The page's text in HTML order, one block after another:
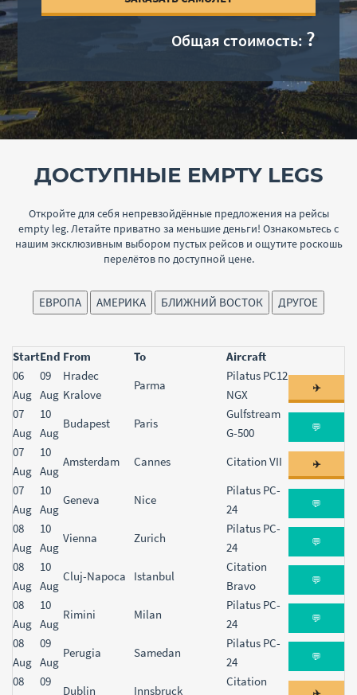
Я принимаюполитику конфиденциальности
входа в систему
СОЗДАТЬ УЧЁТНУЮ ЗАПИСЬ
Общая стоимость: ?
ДОСТУПНЫЕ EMPTY LEGS
Откройте для себя непревзойдённые предложения на рейсы
empty leg. Летайте приватно за меньшие деньги! Ознакомьтесь с
нашим эксклюзивным выбором пустых рейсов и ощутите роскошь
перелётов по доступной цене.
ЕВРОПА АМЕРИКА БЛИЖНИЙ ВОСТОК ДРУГОЕ
StartEnd From To
Aircraft
Start End From Aircraft
06
Aug
09
Aug
Hradec
Kralove
Parma
Pilatus PC12
NGX
✈️
07
Aug
10
Aug
Budapest Paris
Gulfstream
G-500
💬
07
Aug
10
Aug
Amsterdam Cannes Citation VII ✈️
07
Aug
10
Aug
Geneva Nice
Pilatus PC-
24
💬
08
Aug
10
Aug
Vienna Zurich
Pilatus PC-
24
💬
08
Aug
10
Aug
Cluj-Napoca Istanbul
Citation
Bravo
💬
08
Aug
10
Aug
Rimini Milan
Pilatus PC-
24
💬
08
Aug
09
Aug
Perugia Samedan
Pilatus PC-
24
💬
08
09
Dublin Innsbruck
Citation